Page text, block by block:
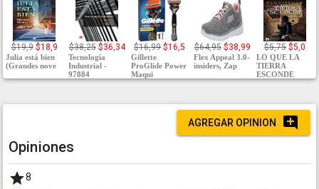
$19,9 $18,9
Julia está bien
(Grandes nove
$38,25 $36,34
Tecnología
Industrial -
97884
$16,99 $16,5
Gillette
ProGlide Power
Maqui
$64,95 $38,99
Flex Appeal 3.0-
insiders, Zap
$5,75 $5,0
LO QUE LA
TIERRA
ESCONDE
AGREGAR OPINION
Opiniones
8